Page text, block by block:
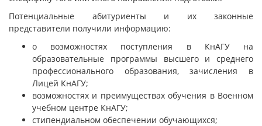
Потенциальные абитуриенты и их законные
представители получили информацию:
о возможностях поступления в КнАГУ на
образовательные программы высшего и среднего
профессионального образования, зачисления в
Лицей КнАГУ;
возможностях и преимуществах обучения в Военном
учебном центре КнАГУ;
стипендиальном обеспечении обучающихся;